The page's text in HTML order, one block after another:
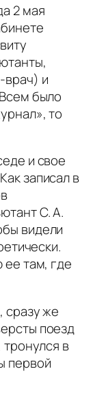
2 мая
врач) и
было
то
и свое
записал в
С. А.
видели
ее там, где
сразу же
поезд
тронулся в
первой